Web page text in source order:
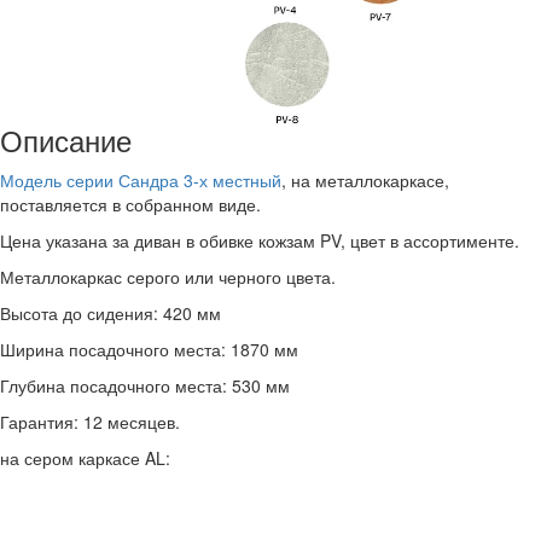
Описание
Модель серии Сандра 3-х местный, на металлокаркасе,
поставляется в собранном виде.
Цена указана за диван в обивке кожзам PV, цвет в ассортименте.
Металлокаркас серого или черного цвета.
Высота до сидения: 420 мм
Ширина посадочного места: 1870 мм
Глубина посадочного места: 530 мм
Гарантия: 12 месяцев.
на сером каркасе AL: